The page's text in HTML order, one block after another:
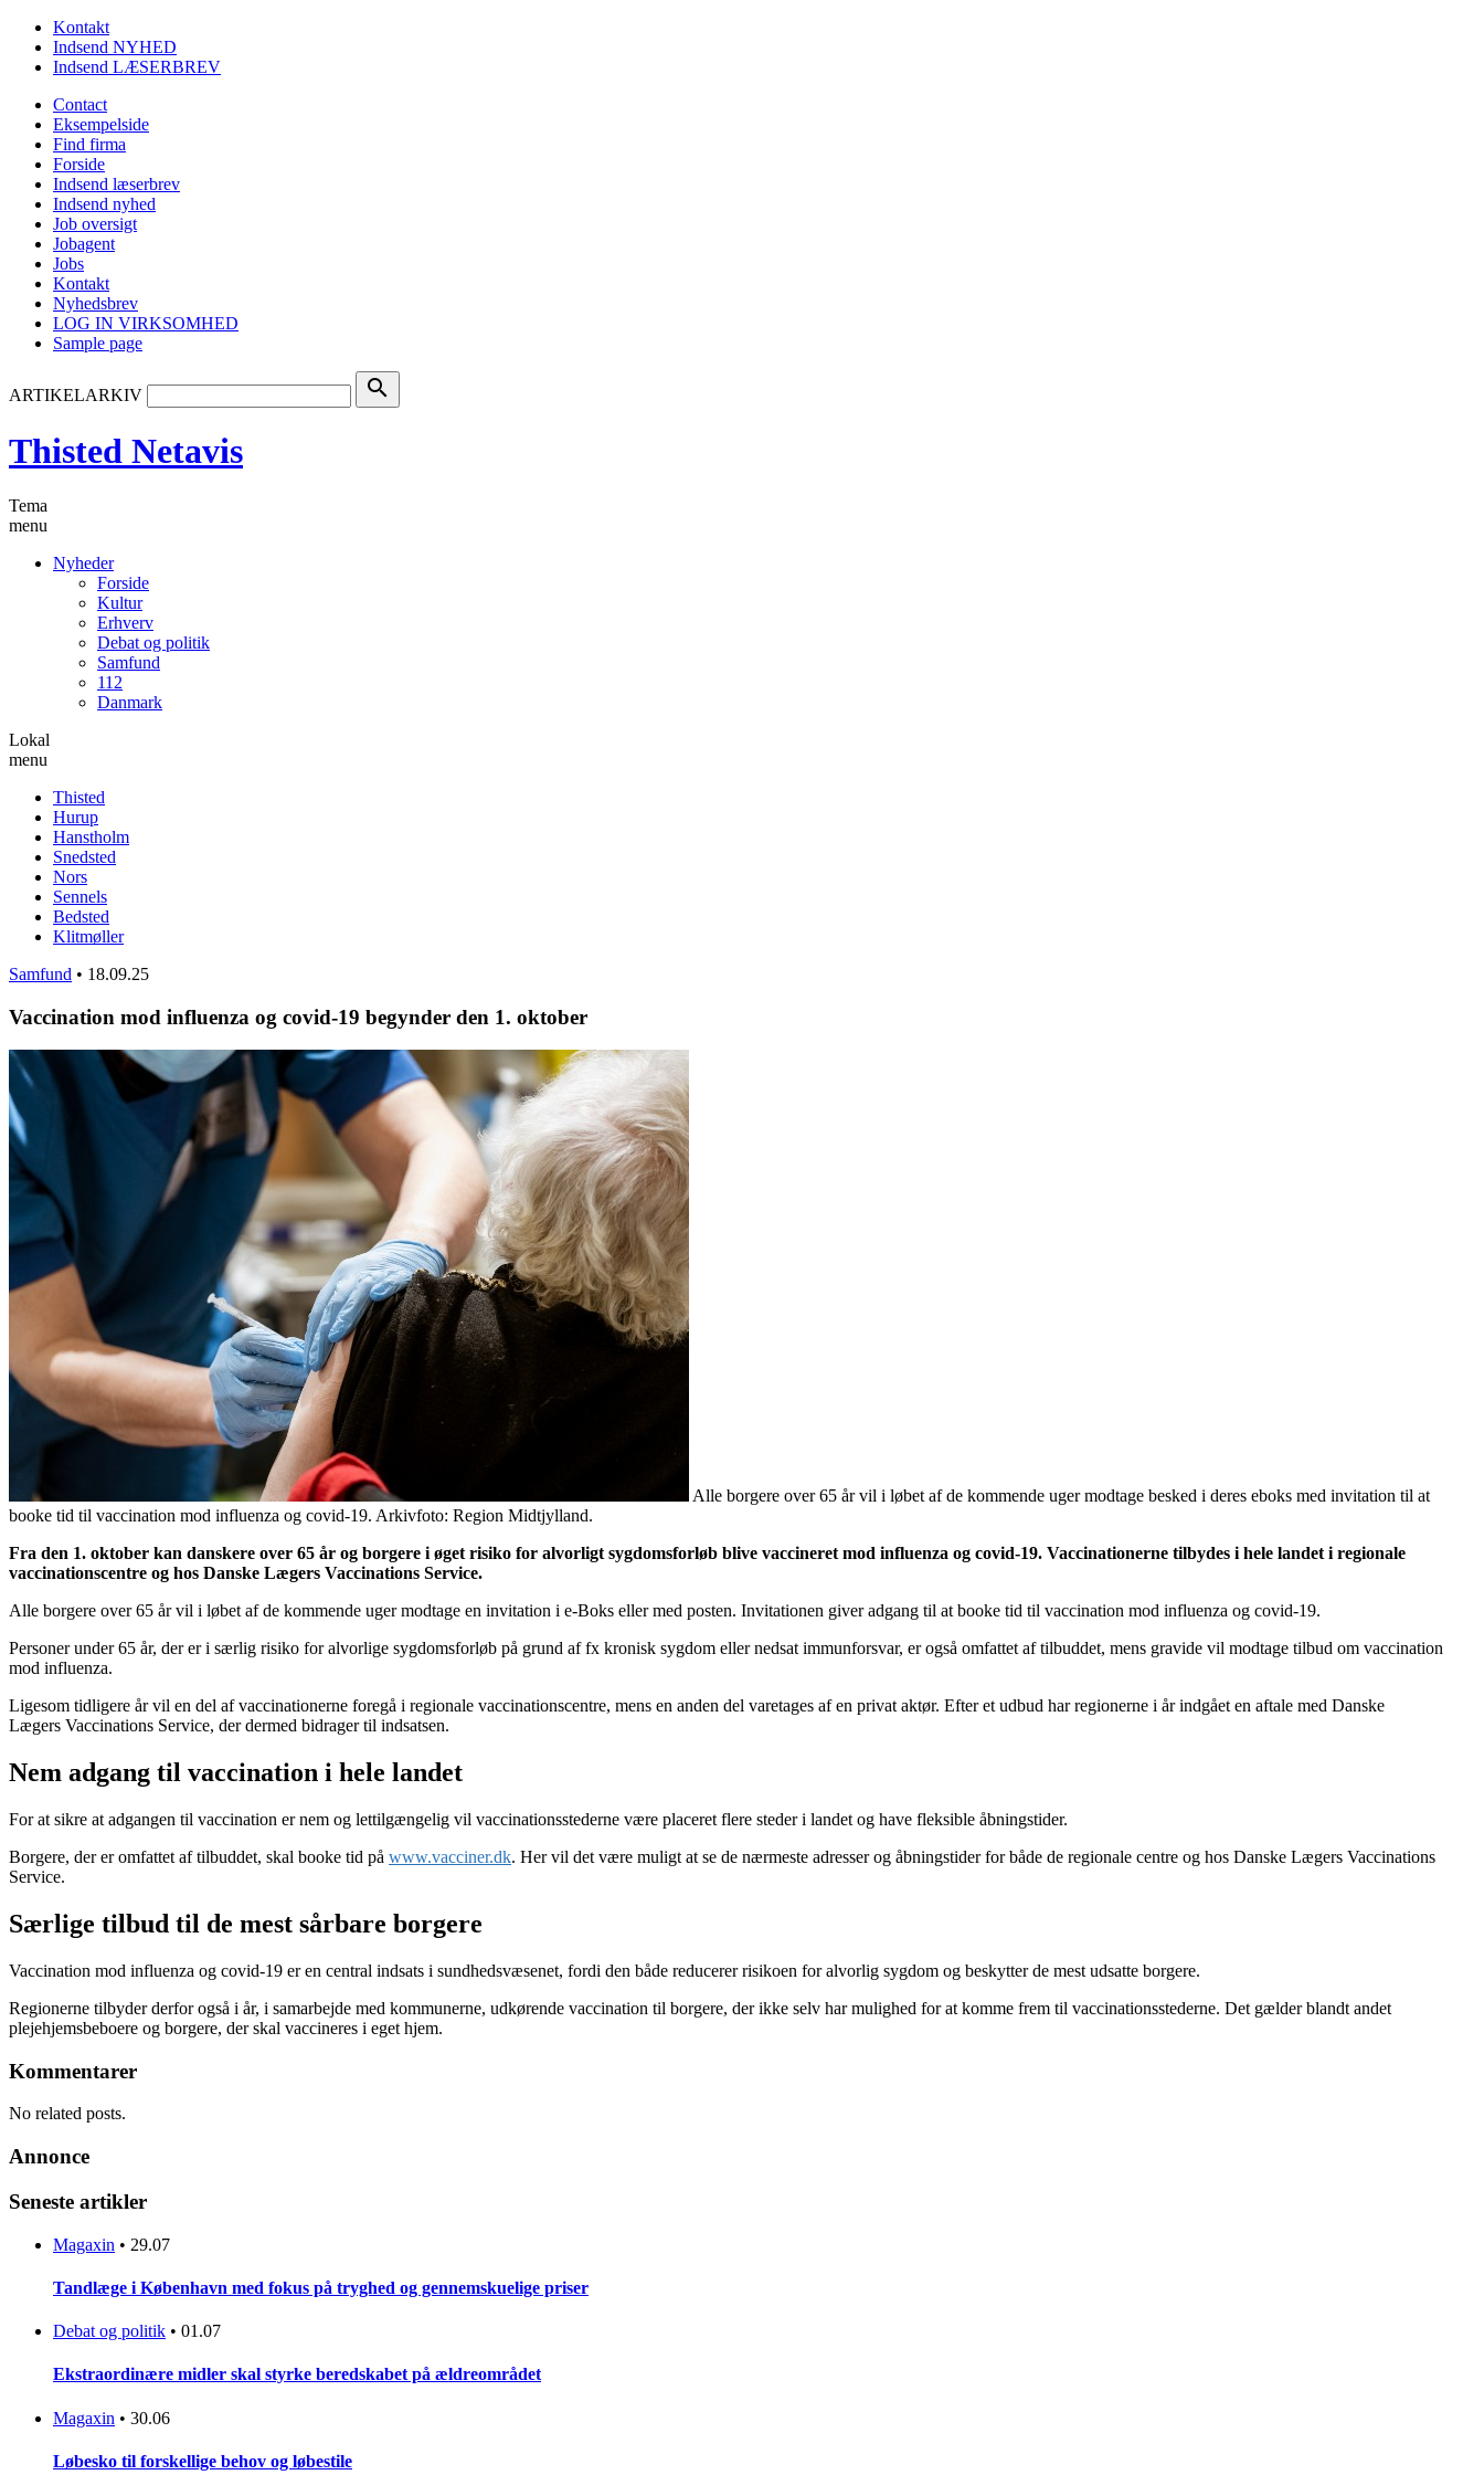
Kontakt
Indsend NYHED
Indsend LÆSERBREV
Contact
Eksempelside
Find firma
Forside
Indsend læserbrev
Indsend nyhed
Job oversigt
Jobagent
Jobs
Kontakt
Nyhedsbrev
LOG IN VIRKSOMHED
Sample page
ARTIKELARKIV search
Thisted Netavis
Tema
menu
Nyheder
Forside
Kultur
Erhverv
Debat og politik
Samfund
112
Danmark
Lokal
menu
Thisted
Hurup
Hanstholm
Snedsted
Nors
Sennels
Bedsted
Klitmøller
Samfund • 18.09.25
Vaccination mod influenza og covid-19 begynder den 1. oktober
Alle borgere over 65 år vil i løbet af de kommende uger modtage besked i deres eboks med invitation til at
booke tid til vaccination mod influenza og covid-19. Arkivfoto: Region Midtjylland.
Fra den 1. oktober kan danskere over 65 år og borgere i øget risiko for alvorligt sygdomsforløb blive vaccineret mod influenza og covid-19. Vaccinationerne tilbydes i hele landet i regionale
vaccinationscentre og hos Danske Lægers Vaccinations Service.
Alle borgere over 65 år vil i løbet af de kommende uger modtage en invitation i e-Boks eller med posten. Invitationen giver adgang til at booke tid til vaccination mod influenza og covid-19.
Personer under 65 år, der er i særlig risiko for alvorlige sygdomsforløb på grund af fx kronisk sygdom eller nedsat immunforsvar, er også omfattet af tilbuddet, mens gravide vil modtage tilbud om vaccination
mod influenza.
Ligesom tidligere år vil en del af vaccinationerne foregå i regionale vaccinationscentre, mens en anden del varetages af en privat aktør. Efter et udbud har regionerne i år indgået en aftale med Danske
Lægers Vaccinations Service, der dermed bidrager til indsatsen.
Nem adgang til vaccination i hele landet
For at sikre at adgangen til vaccination er nem og lettilgængelig vil vaccinationsstederne være placeret flere steder i landet og have fleksible åbningstider.
Borgere, der er omfattet af tilbuddet, skal booke tid på www.vacciner.dk. Her vil det være muligt at se de nærmeste adresser og åbningstider for både de regionale centre og hos Danske Lægers Vaccinations
Service.
Særlige tilbud til de mest sårbare borgere
Vaccination mod influenza og covid-19 er en central indsats i sundhedsvæsenet, fordi den både reducerer risikoen for alvorlig sygdom og beskytter de mest udsatte borgere.
Regionerne tilbyder derfor også i år, i samarbejde med kommunerne, udkørende vaccination til borgere, der ikke selv har mulighed for at komme frem til vaccinationsstederne. Det gælder blandt andet
plejehjemsbeboere og borgere, der skal vaccineres i eget hjem.
Kommentarer
No related posts.
Annonce
Seneste artikler
Magaxin • 29.07
Tandlæge i København med fokus på tryghed og gennemskuelige priser
Debat og politik • 01.07
Ekstraordinære midler skal styrke beredskabet på ældreområdet
Magaxin • 30.06
Løbesko til forskellige behov og løbestile